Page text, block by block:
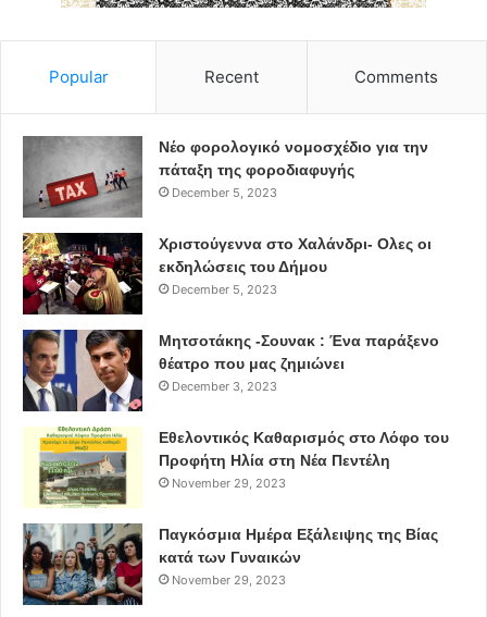
ΠΗΓΗ: kathimerini.gr
επέτειος πολυτεχνείου συνταγματική
covid-19
απαγόρευση συναθροίσεων
Popular Recent Comments
Νέο φορολογικό νομοσχέδιο για την
πάταξη της φοροδιαφυγής
December 5, 2023
Χριστούγεννα στο Χαλάνδρι- Ολες οι
εκδηλώσεις του Δήμου
December 5, 2023
Μητσοτάκης -Σουνακ : Ένα παράξενο
θέατρο που μας ζημιώνει
December 3, 2023
Εθελοντικός Καθαρισμός στο Λόφο του
Προφήτη Ηλία στη Νέα Πεντέλη
November 29, 2023
Παγκόσμια Ημέρα Εξάλειψης της Βίας
κατά των Γυναικών
November 29, 2023